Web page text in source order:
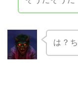
は？